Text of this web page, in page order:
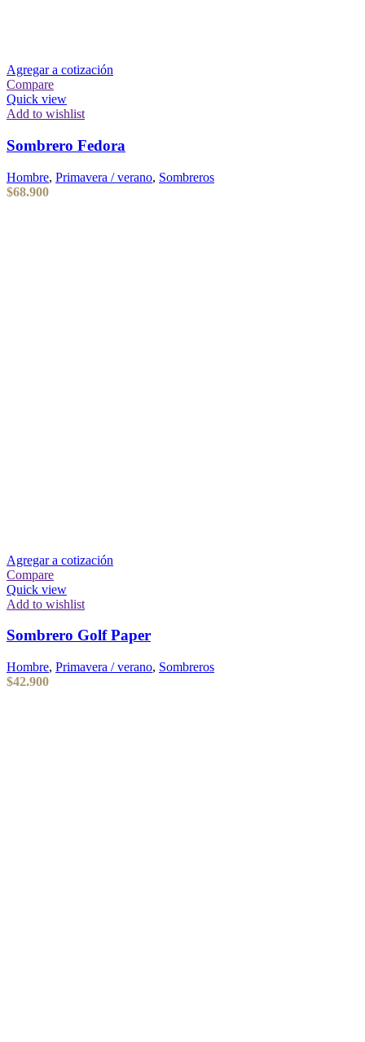
Agregar a cotización
Compare
Quick view
Add to wishlist
Sombrero Fedora
Hombre, Primavera / verano, Sombreros
$68.900
Agregar a cotización
Compare
Quick view
Add to wishlist
Sombrero Golf Paper
Hombre, Primavera / verano, Sombreros
$42.900